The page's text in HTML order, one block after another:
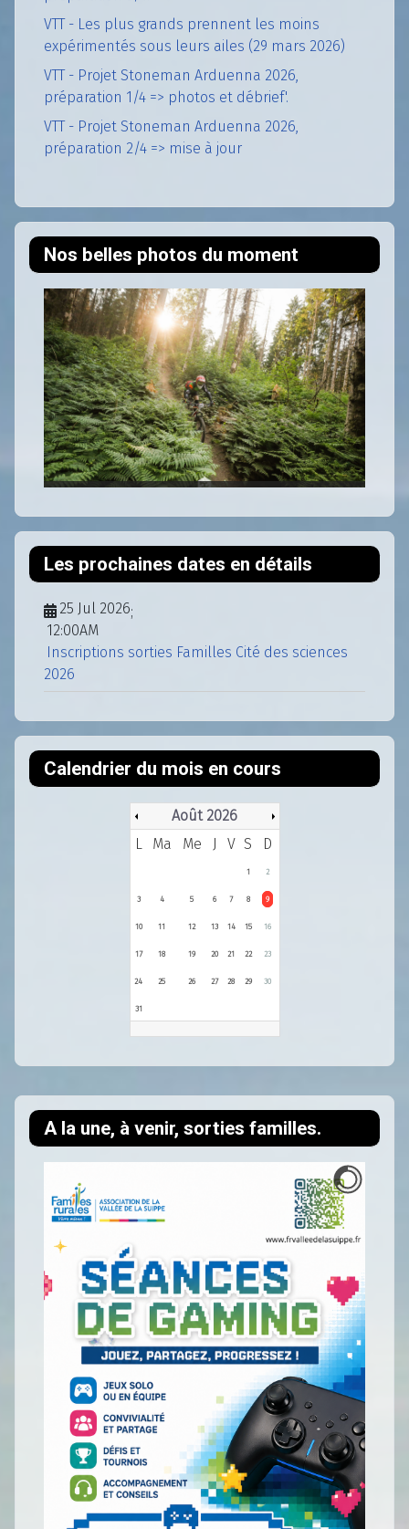
A la une, à venir, sorties familles.
VTT - Les plus grands prennent les moins
expérimentés sous leurs ailes (29 mars 2026)
VTT - Projet Stoneman Arduenna 2026,
préparation 1/4 => photos et débrief'.
VTT - Projet Stoneman Arduenna 2026,
préparation 2/4 => mise à jour
Nos belles photos du moment
Les prochaines dates en détails
25 Jul 2026;
12:00AM
Inscriptions sorties Familles Cité des sciences
2026
Calendrier du mois en cours
Août 2026
L
Ma Me J V S D
1 2
3 4 5 6 7 8 9
10 11 12 13 14 15 16
17 18 19 20 21 22 23
24 25 26 27 28 29 30
31